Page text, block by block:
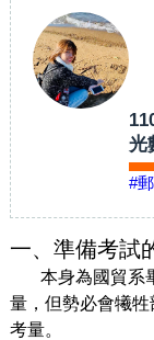
光
#
一、準備考試
本身為國貿系畢
量，但勢必會犧
考量。